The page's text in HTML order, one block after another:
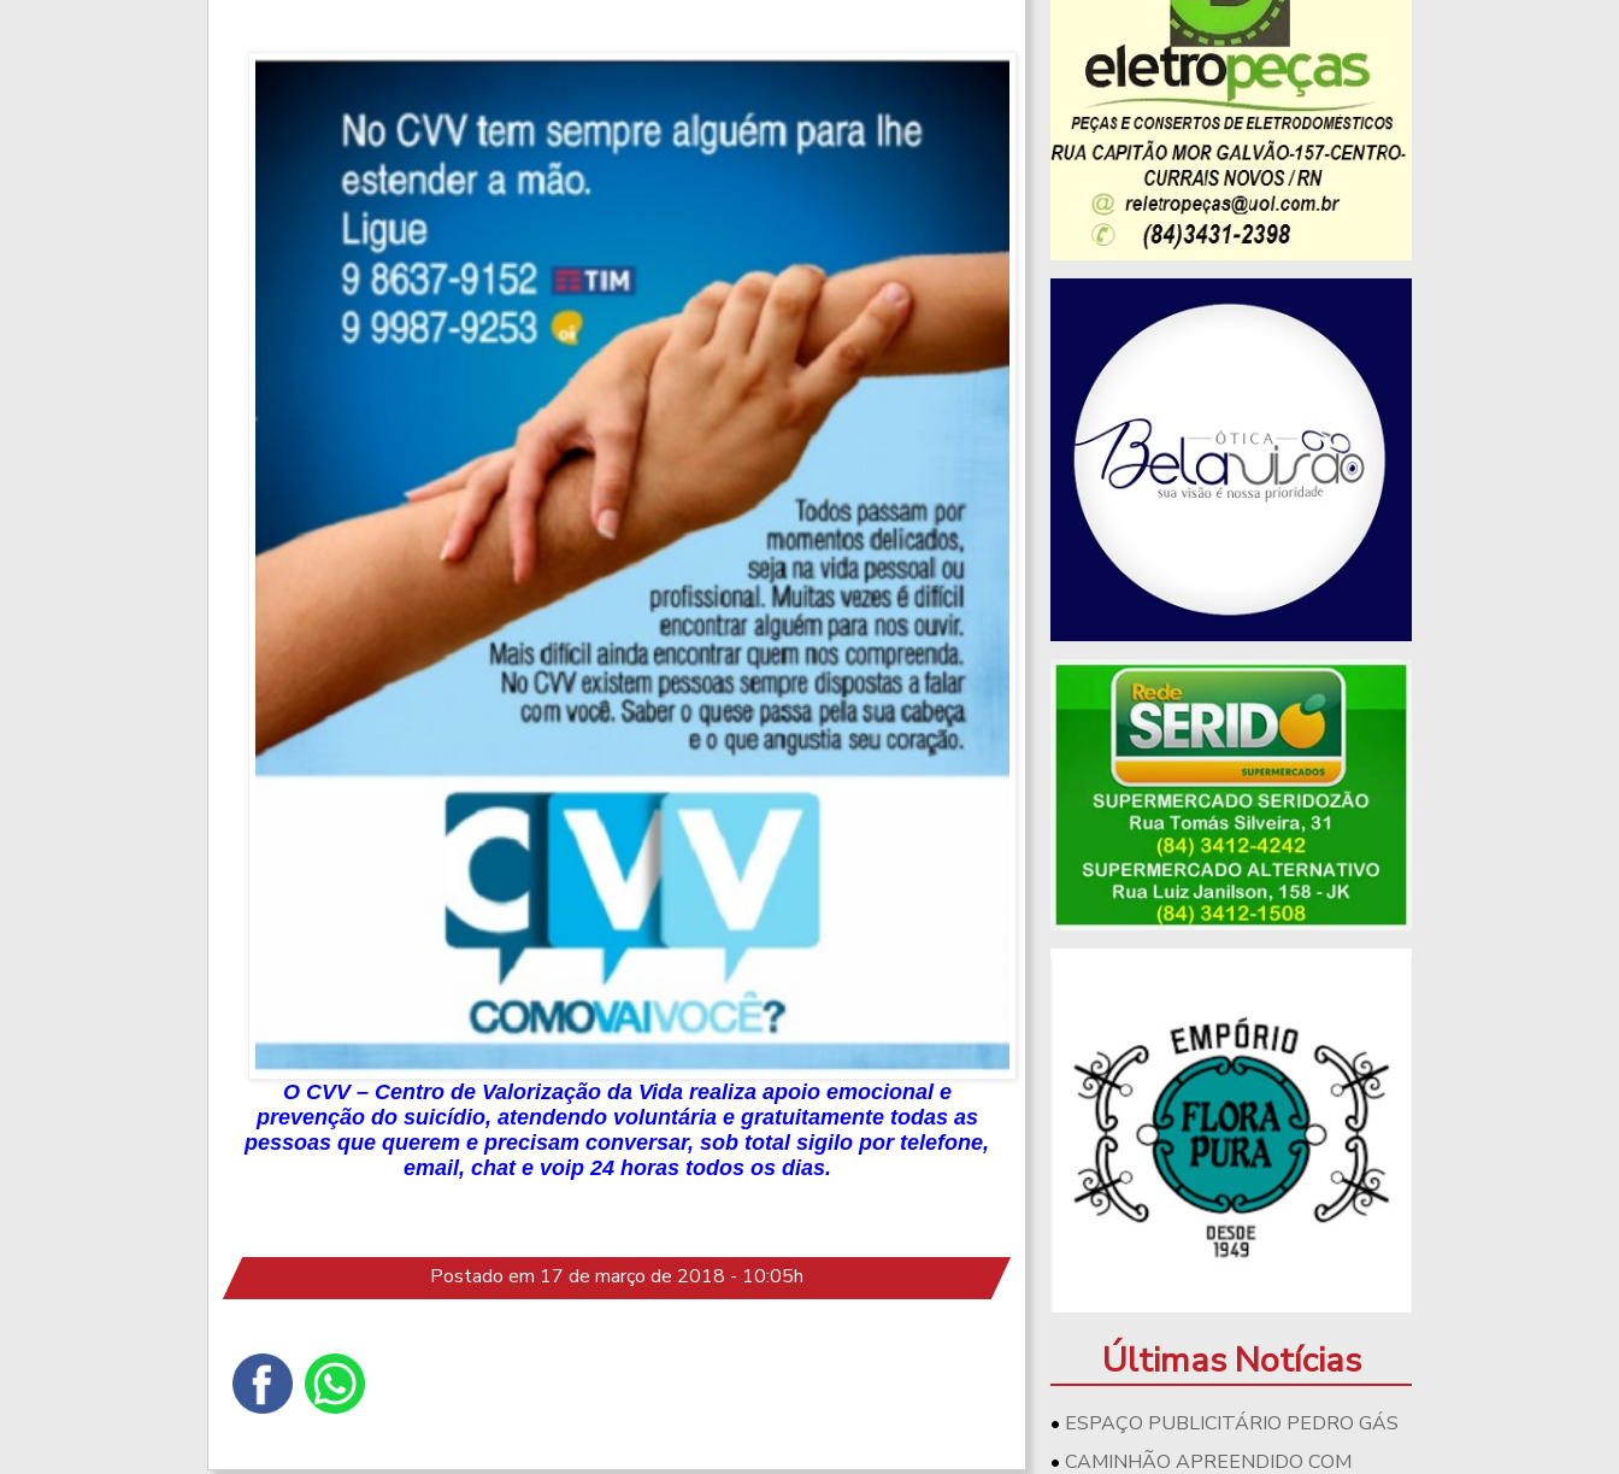
O CVV – Centro de Valorização da Vida realiza apoio emocional e
prevenção do suicídio, atendendo voluntária e gratuitamente todas as
pessoas que querem e precisam conversar, sob total sigilo por telefone,
email, chat e voip 24 horas todos os dias.
Postado em 17 de março de 2018 - 10:05h
Últimas Notícias
ESPAÇO PUBLICITÁRIO PEDRO GÁS
CAMINHÃO APREENDIDO COM